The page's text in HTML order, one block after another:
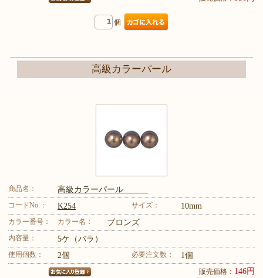
個
高級カラーパール
商品名： 高級カラーパール
コードNo.： K254 サイズ： 10mm
カラー番号： カラー名： ブロンズ
内容量： 5ケ（バラ）
使用個数： 2個 必要注文数： 1個
販売価格： 146円